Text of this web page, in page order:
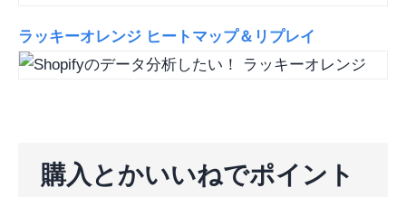
ラッキーオレンジ ヒートマップ＆リプレイ
購入とかいいねでポイント